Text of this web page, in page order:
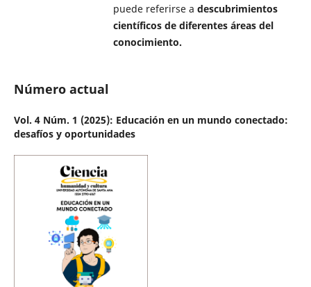
puede referirse a descubrimientos
científicos de diferentes áreas del
conocimiento.
Número actual
Vol. 4 Núm. 1 (2025): Educación en un mundo conectado:
desafíos y oportunidades